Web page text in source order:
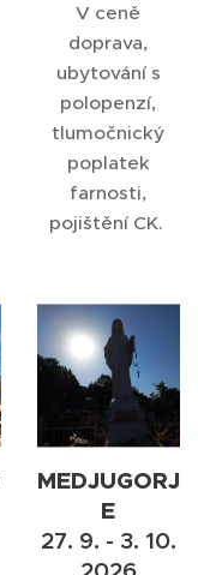
V ceně
doprava,
ubytování s
polopenzí,
tlumočnický
poplatek
farnosti,
pojištění CK.
MEDJUGORJ
E
27. 9. - 3. 10.